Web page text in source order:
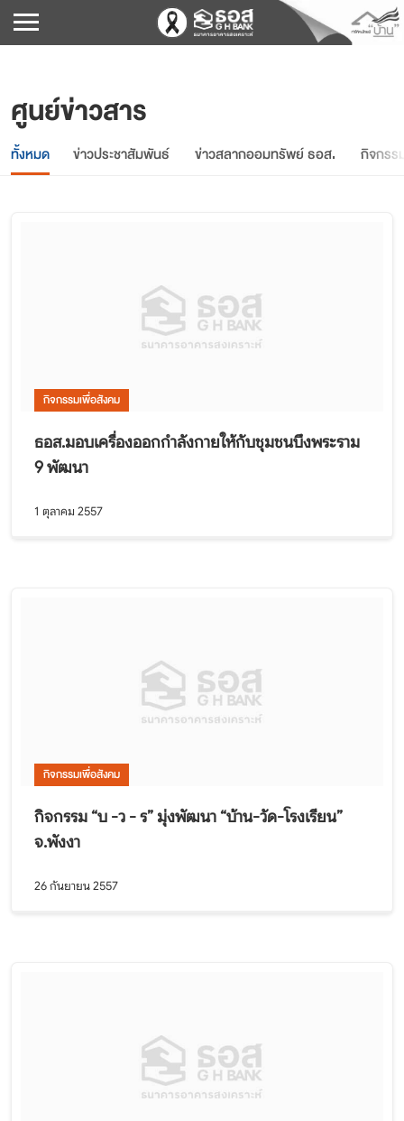
ศูนย์ข่าวสาร
ทั้งหมด ข่าวประชาสัมพันธ์ ข่าวสลากออมทรัพย์ ธอส. กิจกรร
กิจกรรมเพื่อสังคม
ธอส.มอบเครื่องออกกำลังกายให้กับชุมชนบึงพระราม
9 พัฒนา
1 ตุลาคม 2557
กิจกรรมเพื่อสังคม
กิจกรรม “บ -ว - ร” มุ่งพัฒนา “บ้าน-วัด-โรงเรียน”
จ.พังงา
26 กันยายน 2557